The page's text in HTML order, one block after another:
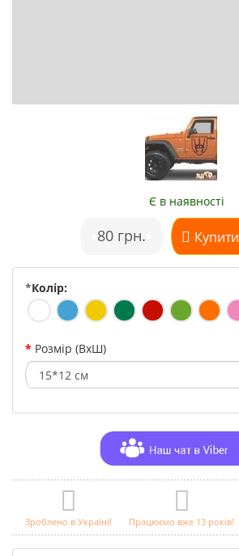
Є в наявності
80 грн. Купити
*Колір:
Розмір (ВхШ)
Зроблено в Україні! Працюємо вже 13 років!